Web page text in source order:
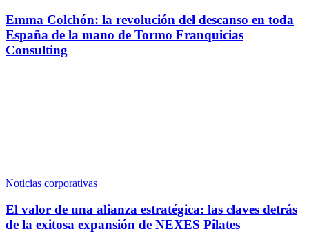
Emma Colchón: la revolución del descanso en toda
España de la mano de Tormo Franquicias
Consulting
Noticias corporativas
El valor de una alianza estratégica: las claves detrás
de la exitosa expansión de NEXES Pilates